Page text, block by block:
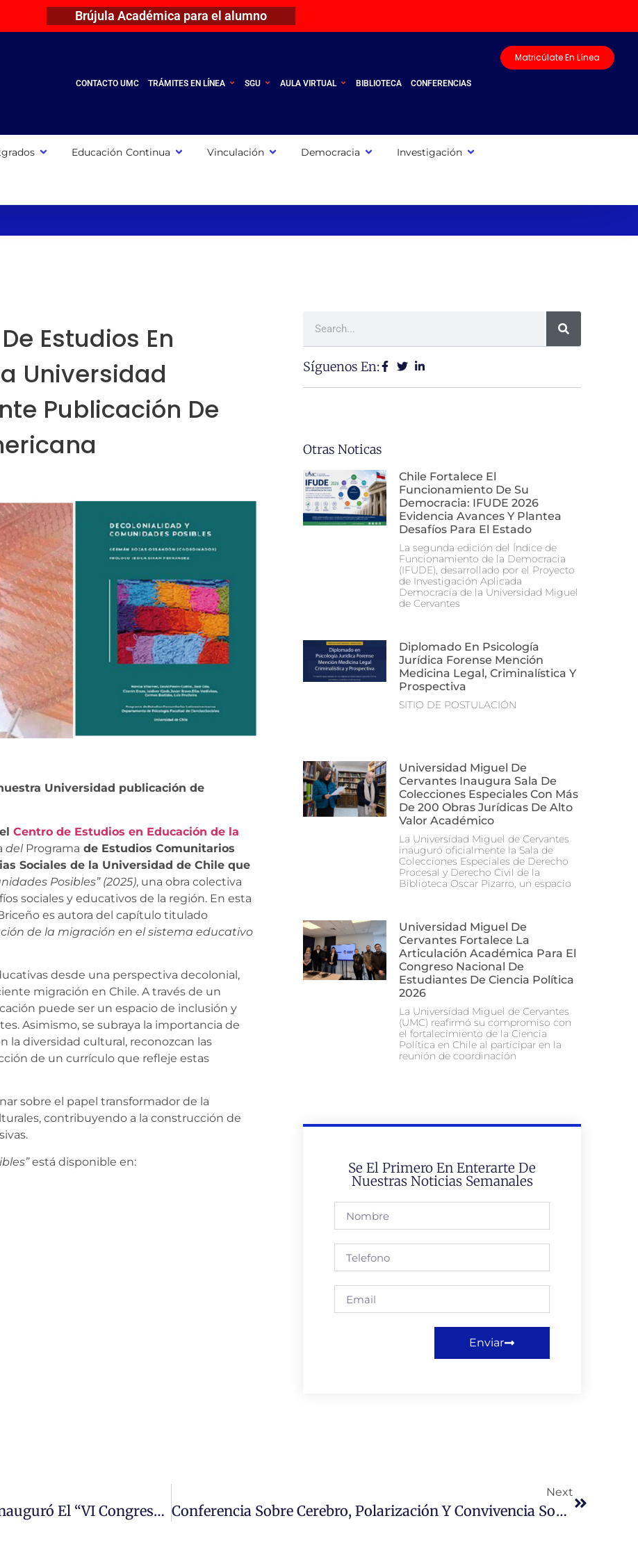
Brújula Académica para el alumno
CONTACTO UMC TRÁMITES EN LÍNEA SGU AULA VIRTUAL BIBLIOTECA CONFERENCIAS
Matricúlate En Línea
Educación Continua Vinculación Democracia Investigación
Estudios En
Universidad
Publicación De
Universidad publicación de
Centro de Estudios en Educación de la
del Programa de Estudios Comunitarios
Sociales de la Universidad de Chile que
Posibles” (2025), una obra colectiva
sociales y educativos de la región. En esta
es autora del capítulo titulado
de la migración en el sistema educativo
desde una perspectiva decolonial,
migración en Chile. A través de un
puede ser un espacio de inclusión y
Asimismo, se subraya la importancia de
la diversidad cultural, reconozcan las
de un currículo que refleje estas
sobre el papel transformador de la
contribuyendo a la construcción de
está disponible en:
Síguenos En:
Otras Noticas
Chile Fortalece El
Funcionamiento De Su
Democracia: IFUDE 2026
Evidencia Avances Y Plantea
Desafíos Para El Estado
La segunda edición del Índice de
Funcionamiento de la Democracia
(IFUDE), desarrollado por el Proyecto
de Investigación Aplicada
Democracia de la Universidad Miguel
de Cervantes
Diplomado En Psicología
Jurídica Forense Mención
Medicina Legal, Criminalística Y
Prospectiva
SITIO DE POSTULACIÓN
Universidad Miguel De
Cervantes Inaugura Sala De
Colecciones Especiales Con Más
De 200 Obras Jurídicas De Alto
Valor Académico
La Universidad Miguel de Cervantes
inauguró oficialmente la Sala de
Colecciones Especiales de Derecho
Procesal y Derecho Civil de la
Biblioteca Oscar Pizarro, un espacio
Universidad Miguel De
Cervantes Fortalece La
Articulación Académica Para El
Congreso Nacional De
Estudiantes De Ciencia Política
2026
La Universidad Miguel de Cervantes
(UMC) reafirmó su compromiso con
el fortalecimiento de la Ciencia
Política en Chile al participar en la
reunión de coordinación
Se El Primero En Enterarte De
Nuestras Noticias Semanales
Enviar
Universidad Miguel De Cervantes Inauguró El “VI Congreso Colaborativo Online En Educación: Inclusión, Interculturalidad Y Coeducación Y La Integración De Estudiantes No Tradicionales”.
Next
Conferencia Sobre Cerebro, Polarización Y Convivencia Social